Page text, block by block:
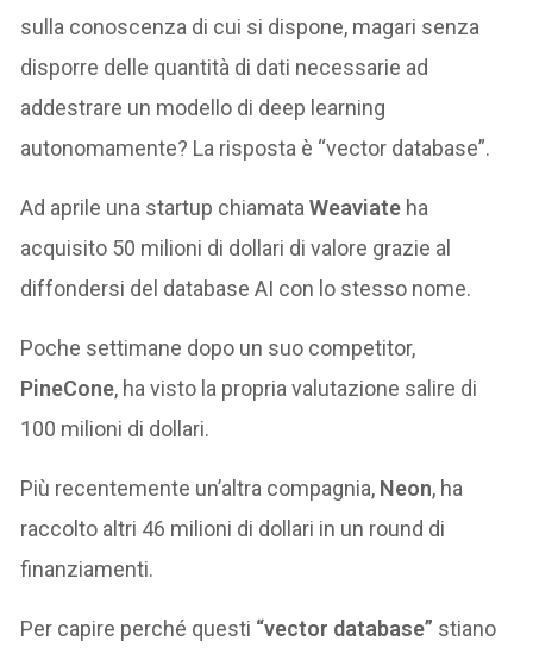
sulla conoscenza di cui si dispone, magari senza
disporre delle quantità di dati necessarie ad
addestrare un modello di deep learning
autonomamente? La risposta è “vector database”.
Ad aprile una startup chiamataWeaviate ha
acquisito 50 milioni di dollari di valore grazie al
diffondersi del database AI con lo stesso nome.
Poche settimane dopo un suo competitor,
PineCone, ha visto la propria valutazione salire di
100 milioni di dollari.
Più recentemente un’altra compagnia, Neon, ha
raccolto altri 46 milioni di dollari in un round di
finanziamenti.
Per capire perché questi “vector database” stiano